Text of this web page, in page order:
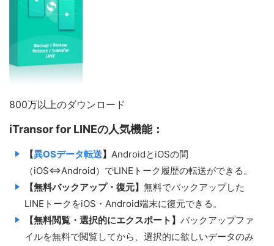
800万以上のダウンロード
iTransor for LINEの人気機能：
【異OSデータ転送】 AndroidとiOSの間
（iOS⇔Android）でLINEトーク履歴の転送ができる。
【無料バックアップ・復元】 無料でバックアップした
LINEトークをiOS・Android端末に復元できる。
【無料閲覧・選択的にエクスポート】 バックアップファ
イルを無料で閲覧してから、選択的に欲しいデータのみ